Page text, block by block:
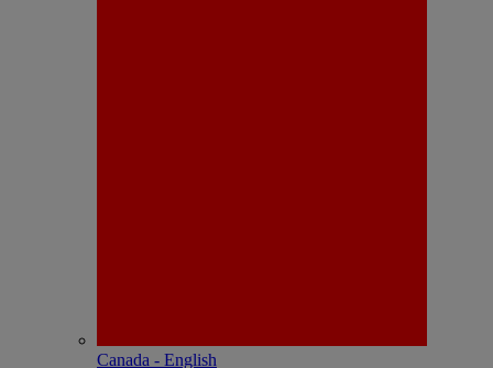
Canada - English